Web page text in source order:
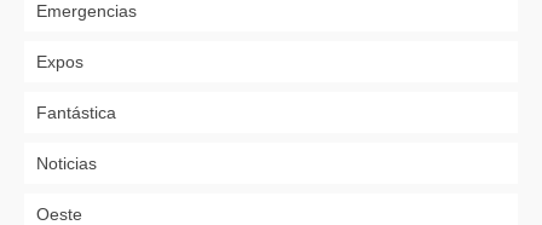
Emergencias
Expos
Fantástica
Noticias
Oeste